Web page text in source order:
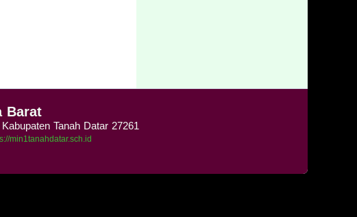
Barat
Tanah Datar 27261
min1tanahdatar.sch.id